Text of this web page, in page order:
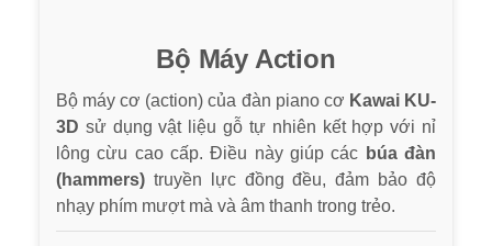
Bộ Máy Action
Bộ máy cơ (action) của đàn piano cơ Kawai KU-
3D sử dụng vật liệu gỗ tự nhiên kết hợp với nỉ
lông cừu cao cấp. Điều này giúp các búa đàn
(hammers) truyền lực đồng đều, đảm bảo độ
nhạy phím mượt mà và âm thanh trong trẻo.